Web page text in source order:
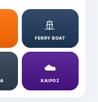
🚢
FERRY BOAT
☁️
ΚΑΙΡΟΣ